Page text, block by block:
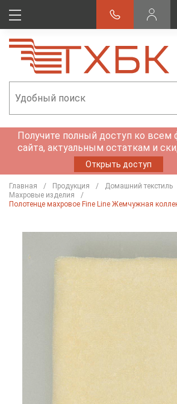
Получите полный доступ ко всем
сайта, актуальным остаткам и
Открыть доступ
Главная Продукция
Домашний текстиль
Махровые изделия
Полотенце махровое Fine Line Жемчужная